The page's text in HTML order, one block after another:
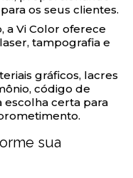
os seus clientes.
a Vi Color oferece
tampografia e
gráficos, lacres
código de
escolha certa para
sua